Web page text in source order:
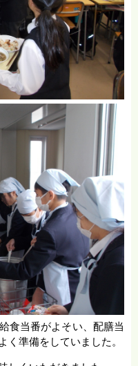
食当番がよそい、配膳当
く準備をしていました。